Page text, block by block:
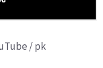
/ pk